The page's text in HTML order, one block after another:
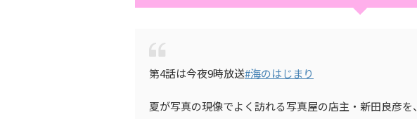
第4話は今夜9時放送#海のはじまり
夏が写真の現像でよく訪れる写真屋の店主・新田良彦を、